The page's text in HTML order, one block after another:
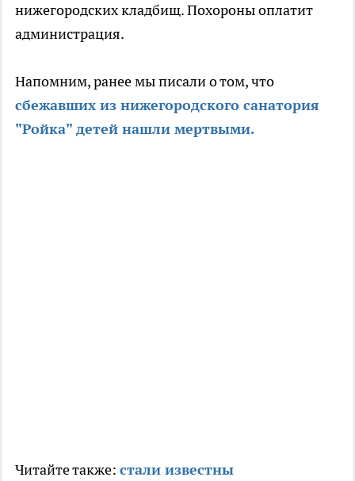
нижегородских кладбищ. Похороны оплатит
администрация.
Напомним, ранее мы писали о том, что
сбежавших из нижегородского санатория
"Ройка" детей нашли мертвыми.
Читайте также: стали известны